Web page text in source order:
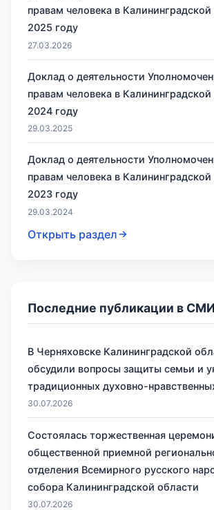
правам человека в
2025 году
27.03.2026
Доклад о деятельности
правам человека в
2024 году
29.03.2025
Доклад о деятельности
правам человека в
2023 году
29.03.2024
Открыть раздел
Последние публикации в СМИ
В Черняховске Калининградской
обсудили вопросы защиты семьи и
традиционных духовно-
30.07.2026
Состоялась торжественная
общественной приемной
отделения Всемирного русского
собора Калининградской области
30.07.2026